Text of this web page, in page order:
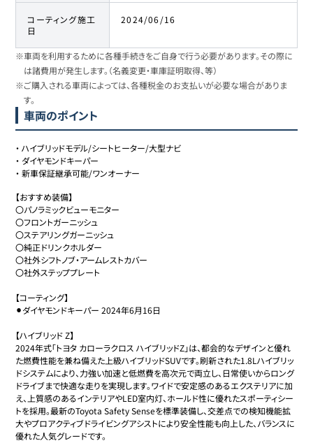
コーティング施工
日
2024/06/16
※車両を利用するために各種手続きをご自身で行う必要があります。その際に
は諸費用が発生します。（名義変更・車庫証明取得、等）
※ご購入される車両によっては、各種税金のお支払いが必要な場合がありま
す。
車両のポイント
・ハイブリッドモデル/シートヒーター/大型ナビ
・ ダイヤモンドキーパー
・新車保証継承可能/ワンオーナー
【おすすめ装備】
〇パノラミックビューモニター
〇フロントガーニッシュ
〇ステアリングガーニッシュ
〇純正ドリンクホルダー
〇社外シフトノブ・アームレストカバー
〇社外ステッププレート
【コーティング】
⚫︎ダイヤモンドキーパー 2024年6月16日
【ハイブリッド Z】
2024年式「トヨタ カローラクロス ハイブリッドZ」は、都会的なデザインと優れ
た燃費性能を兼ね備えた上級ハイブリッドSUVです。刷新された1.8Lハイブリッ
ドシステムにより、力強い加速と低燃費を高次元で両立し、日常使いからロング
ドライブまで快適な走りを実現します。ワイドで安定感のあるエクステリアに加
え、上質感のあるインテリアやLED室内灯、ホールド性に優れたスポーティシー
トを採用。最新のToyota Safety Senseを標準装備し、交差点での検知機能拡
大やプロアクティブドライビングアシストにより安全性能も向上した、バランスに
優れた人気グレードです。